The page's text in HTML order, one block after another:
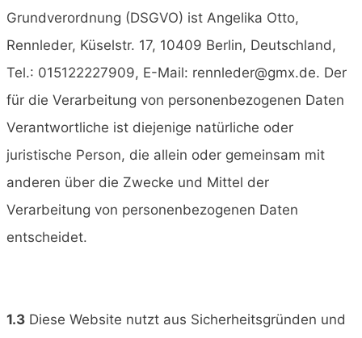
Grundverordnung (DSGVO) ist Angelika Otto,
Rennleder, Küselstr. 17, 10409 Berlin, Deutschland,
Tel.: 015122227909, E-Mail: rennleder@gmx.de. Der
für die Verarbeitung von personenbezogenen Daten
Verantwortliche ist diejenige natürliche oder
juristische Person, die allein oder gemeinsam mit
anderen über die Zwecke und Mittel der
Verarbeitung von personenbezogenen Daten
entscheidet.
1.3 Diese Website nutzt aus Sicherheitsgründen und